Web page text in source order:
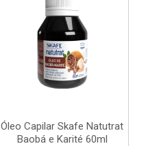
Óleo Capilar Skafe Natutrat
Baobá e Karité 60ml